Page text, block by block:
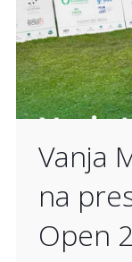
Vanja
na
Open